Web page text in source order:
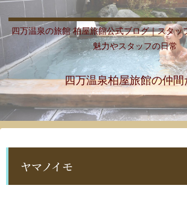
四万温泉の旅館 柏屋旅館公式ブログ｜スタッ
魅力やスタッフの日常
四万温泉柏屋旅館の仲間
ヤマノイモ